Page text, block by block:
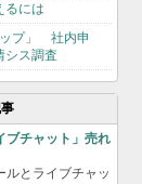
るには
プ」 社内申
シス調査
ブチャット」売れ
ルとライブチャッ